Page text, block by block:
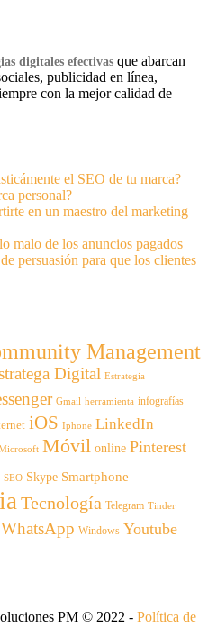
digitales efectivas que abarcan
publicidad en línea,
con la mejor calidad de
el SEO de tu marca?
personal?
en un maestro del marketing
malo de los anuncios pagados
persuasión para que los clientes
Management
Digital Estrategia
Gmail herramienta infografías
iOS Iphone LinkedIn
Móvil online Pinterest
SEO Skype Smartphone
Tecnología Telegram Tinder
WhatsApp Windows Youtube
PM © 2022 - Política de